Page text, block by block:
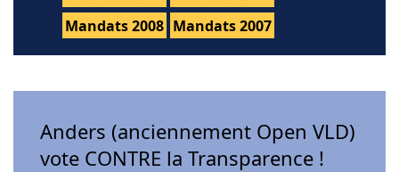
Mandats 2008 Mandats 2007
Anders (anciennement Open VLD)
vote CONTRE la Transparence !